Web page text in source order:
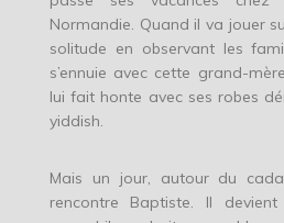
Normandie. Quand il va jouer
solitude en observant les
s’ennuie avec cette grand-
lui fait honte avec ses robes
yiddish.
Mais un jour, autour du
rencontre Baptiste. Il